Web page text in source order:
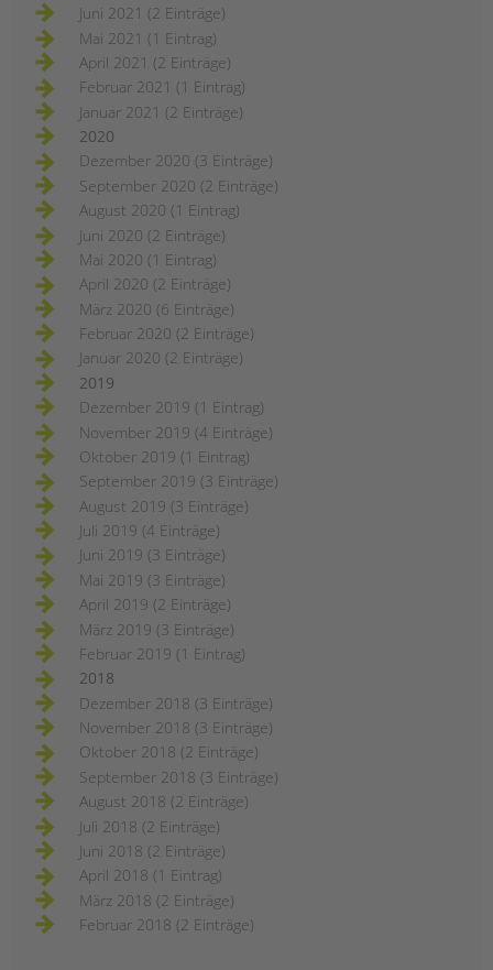
Juni 2021 (2 Einträge)
Mai 2021 (1 Eintrag)
April 2021 (2 Einträge)
Februar 2021 (1 Eintrag)
Januar 2021 (2 Einträge)
2020
Dezember 2020 (3 Einträge)
September 2020 (2 Einträge)
August 2020 (1 Eintrag)
Juni 2020 (2 Einträge)
Mai 2020 (1 Eintrag)
April 2020 (2 Einträge)
März 2020 (6 Einträge)
Februar 2020 (2 Einträge)
Januar 2020 (2 Einträge)
2019
Dezember 2019 (1 Eintrag)
November 2019 (4 Einträge)
Oktober 2019 (1 Eintrag)
September 2019 (3 Einträge)
August 2019 (3 Einträge)
Juli 2019 (4 Einträge)
Juni 2019 (3 Einträge)
Mai 2019 (3 Einträge)
April 2019 (2 Einträge)
März 2019 (3 Einträge)
Februar 2019 (1 Eintrag)
2018
Dezember 2018 (3 Einträge)
November 2018 (3 Einträge)
Oktober 2018 (2 Einträge)
September 2018 (3 Einträge)
August 2018 (2 Einträge)
Juli 2018 (2 Einträge)
Juni 2018 (2 Einträge)
April 2018 (1 Eintrag)
März 2018 (2 Einträge)
Februar 2018 (2 Einträge)